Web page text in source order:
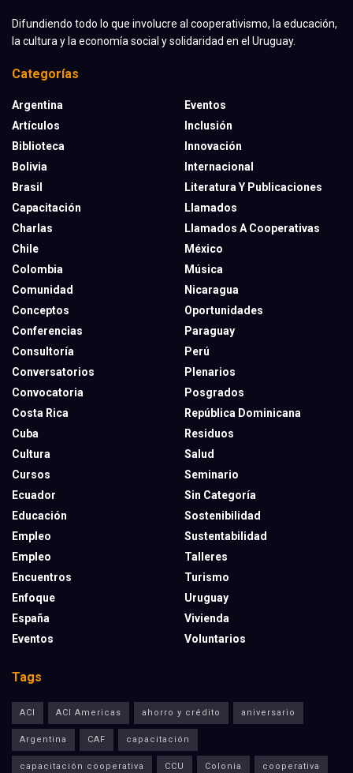
Difundiendo todo lo que involucre al cooperativismo, la educación,
la cultura y la economía social y solidaridad en el Uruguay.
Categorías
Argentina
Artículos
Biblioteca
Bolivia
Brasil
Capacitación
Charlas
Chile
Colombia
Comunidad
Conceptos
Conferencias
Consultoría
Conversatorios
Convocatoria
Costa Rica
Cuba
Cultura
Cursos
Ecuador
Educación
Empleo
Empleo
Encuentros
Enfoque
España
Eventos
Eventos
Inclusión
Innovación
Internacional
Literatura Y Publicaciones
Llamados
Llamados A Cooperativas
México
Música
Nicaragua
Oportunidades
Paraguay
Perú
Plenarios
Posgrados
República Dominicana
Residuos
Salud
Seminario
Sin Categoría
Sostenibilidad
Sustentabilidad
Talleres
Turismo
Uruguay
Vivienda
Voluntarios
Tags
ACI ACI Americas ahorro y crédito aniversario
Argentina CAF capacitación
capacitación cooperativa CCU Colonia cooperativa